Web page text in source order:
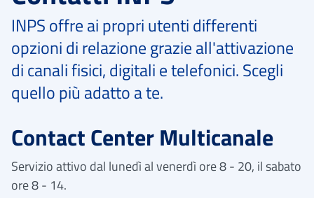
INPS offre ai propri utenti differenti
opzioni di relazione grazie all'attivazione
di canali fisici, digitali e telefonici. Scegli
quello più adatto a te.
Contact Center Multicanale
Servizio attivo dal lunedì al venerdì ore 8 - 20, il sabato
ore 8 - 14.